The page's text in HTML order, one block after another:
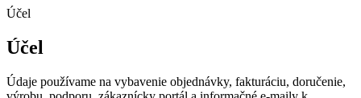
Účel
Účel
Údaje používame na vybavenie objednávky, fakturáciu, doručenie,